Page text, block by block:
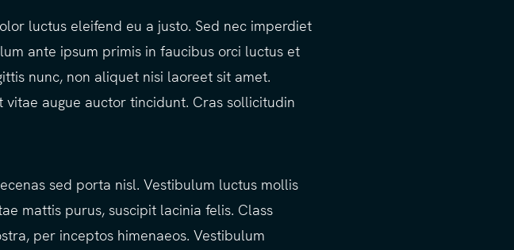
luctus eleifend eu a justo. Sed nec imperdiet
ante ipsum primis in faucibus orci luctus et
nunc, non aliquet nisi laoreet sit amet.
augue auctor tincidunt. Cras sollicitudin
sed porta nisl. Vestibulum luctus mollis
mattis purus, suscipit lacinia felis. Class
per inceptos himenaeos. Vestibulum